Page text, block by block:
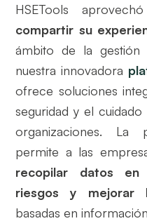
HSETools
compartir su
ámbito de la gestión
nuestra innovadora
ofrece soluciones
seguridad y el
organizaciones. La
permite a las
recopilar datos
riesgos y mejorar
basadas en